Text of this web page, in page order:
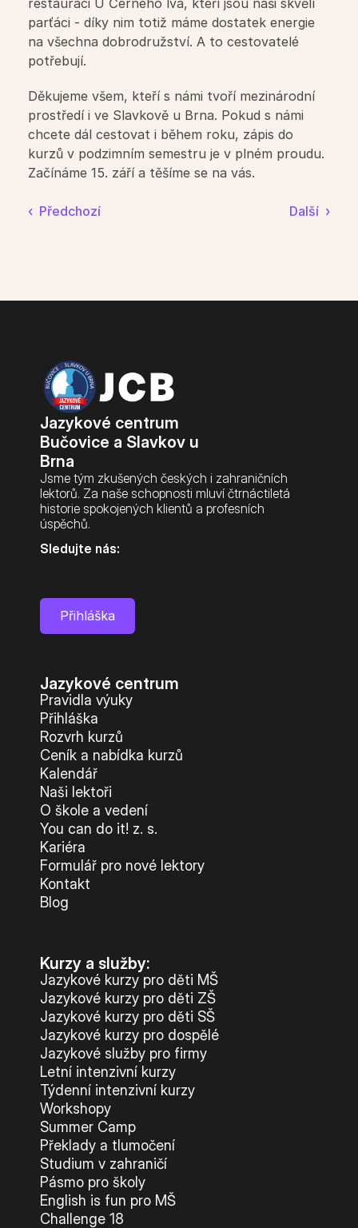
Pro studující
Rozvrh kurzů
Kalendář
Přihláška
restauraci U Černého lva, kteří jsou naši skvělí
parťáci - díky nim totiž máme dostatek energie
na všechna dobrodružství. A to cestovatelé
potřebují.
Děkujeme všem, kteří s námi tvoří mezinárodní
prostředí i ve Slavkově u Brna. Pokud s námi
chcete dál cestovat i během roku, zápis do
kurzů v podzimním semestru je v plném proudu.
Začínáme 15. září a těšíme se na vás.
‹  Předchozí Další  ›
Jazykové centrum
Bučovice a Slavkov u
Brna
Jsme tým zkušených českých i zahraničních
lektorů. Za naše schopnosti mluví čtrnáctiletá
historie spokojených klientů a profesních
úspěchů.
Sledujte nás:
Přihláška
Jazykové centrum
Pravidla výuky
Přihláška
Rozvrh kurzů
Ceník a nabídka kurzů
Kalendář
Naši lektoři
O škole a vedení
You can do it! z. s.
Kariéra
Formulář pro nové lektory
Kontakt
Blog
Kurzy a služby:
Jazykové kurzy pro děti MŠ
Jazykové kurzy pro děti ZŠ
Jazykové kurzy pro děti SŠ
Jazykové kurzy pro dospělé
Jazykové služby pro firmy
Letní intenzivní kurzy
Týdenní intenzivní kurzy
Workshopy
Summer Camp
Překlady a tlumočení
Studium v zahraničí
Pásmo pro školy
English is fun pro MŠ
Challenge 18